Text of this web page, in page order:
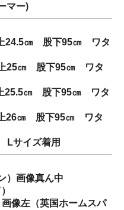
マー)
24.5㎝ 股下95㎝ ワタ
25㎝ 股下95㎝ ワタ
25.5㎝ 股下95㎝ ワタ
26㎝ 股下95㎝ ワタ
サイズ着用
）画像真ん中
像左（英国ホームスパ